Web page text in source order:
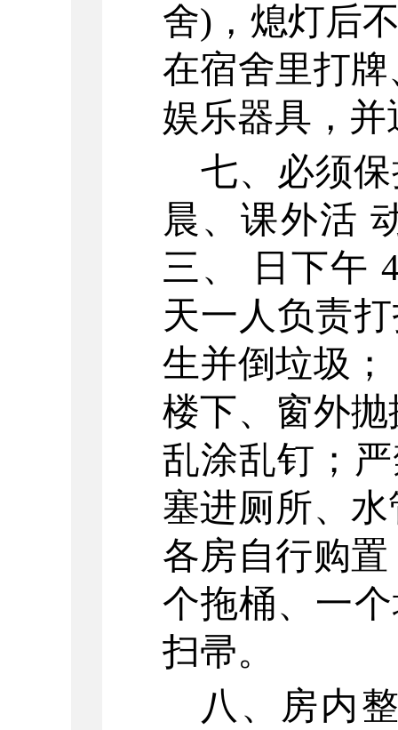
舍)，熄灯后
在宿舍里打
娱乐器具，
七、必须
晨、课外活
三、
日下午
天一人负责
生并倒垃圾
楼下、窗外
乱涂乱钉；
塞进厕所、
各房自行购
个拖桶、一
扫帚。
八、房内